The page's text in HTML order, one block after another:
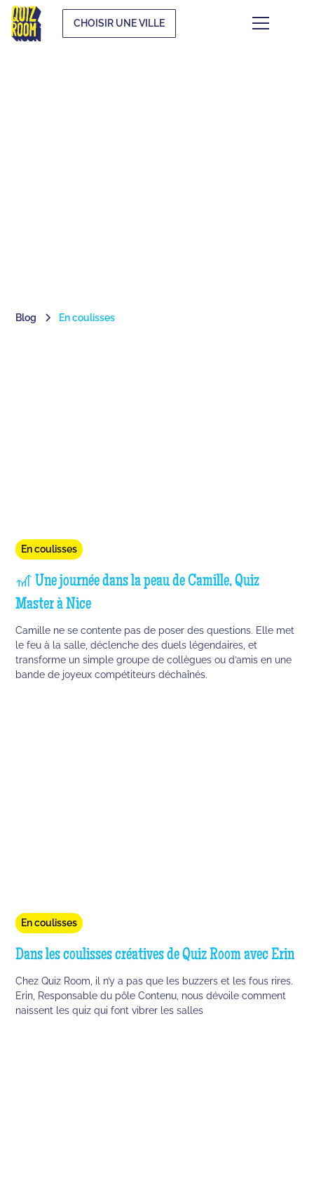
CHOISIR UNE VILLE
Blog En coulisses
En coulisses
🎢 Une journée dans la peau de Camille, Quiz
Master à Nice
Camille ne se contente pas de poser des questions. Elle met
le feu à la salle, déclenche des duels légendaires, et
transforme un simple groupe de collègues ou d’amis en une
bande de joyeux compétiteurs déchaînés.
En coulisses
Dans les coulisses créatives de Quiz Room avec Erin
Chez Quiz Room, il n’y a pas que les buzzers et les fous rires.
Erin, Responsable du pôle Contenu, nous dévoile comment
naissent les quiz qui font vibrer les salles